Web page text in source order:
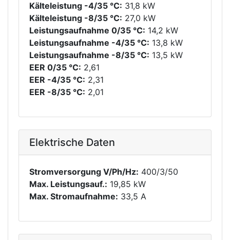
Kälteleistung -4/35 °C: 31,8 kW
Kälteleistung -8/35 °C: 27,0 kW
Leistungsaufnahme 0/35 °C: 14,2 kW
Leistungsaufnahme -4/35 °C: 13,8 kW
Leistungsaufnahme -8/35 °C: 13,5 kW
EER 0/35 °C: 2,61
EER -4/35 °C: 2,31
EER -8/35 °C: 2,01
Elektrische Daten
Stromversorgung V/Ph/Hz: 400/3/50
Max. Leistungsauf.: 19,85 kW
Max. Stromaufnahme: 33,5 A